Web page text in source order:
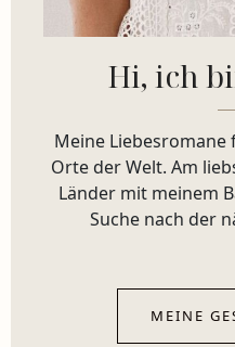
Hi, ich
Meine
Orte der Welt. Am
Länder mit meinem
Suche nach der
MEINE